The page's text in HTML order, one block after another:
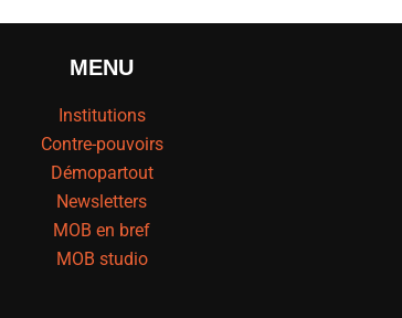
MENU
Institutions
Contre-pouvoirs
Démopartout
Newsletters
MOB en bref
MOB studio